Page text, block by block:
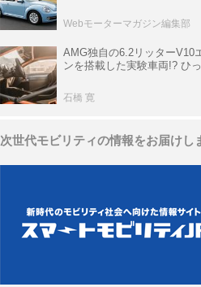
と昔の新車】
Webモーターマガジン編集部
AMG独自の6.2リッターV10
ンを搭載した実験車両!? ひ
P900 プロトタイプ」とは
石橋 寛
次世代モビリティの情報をお届けし